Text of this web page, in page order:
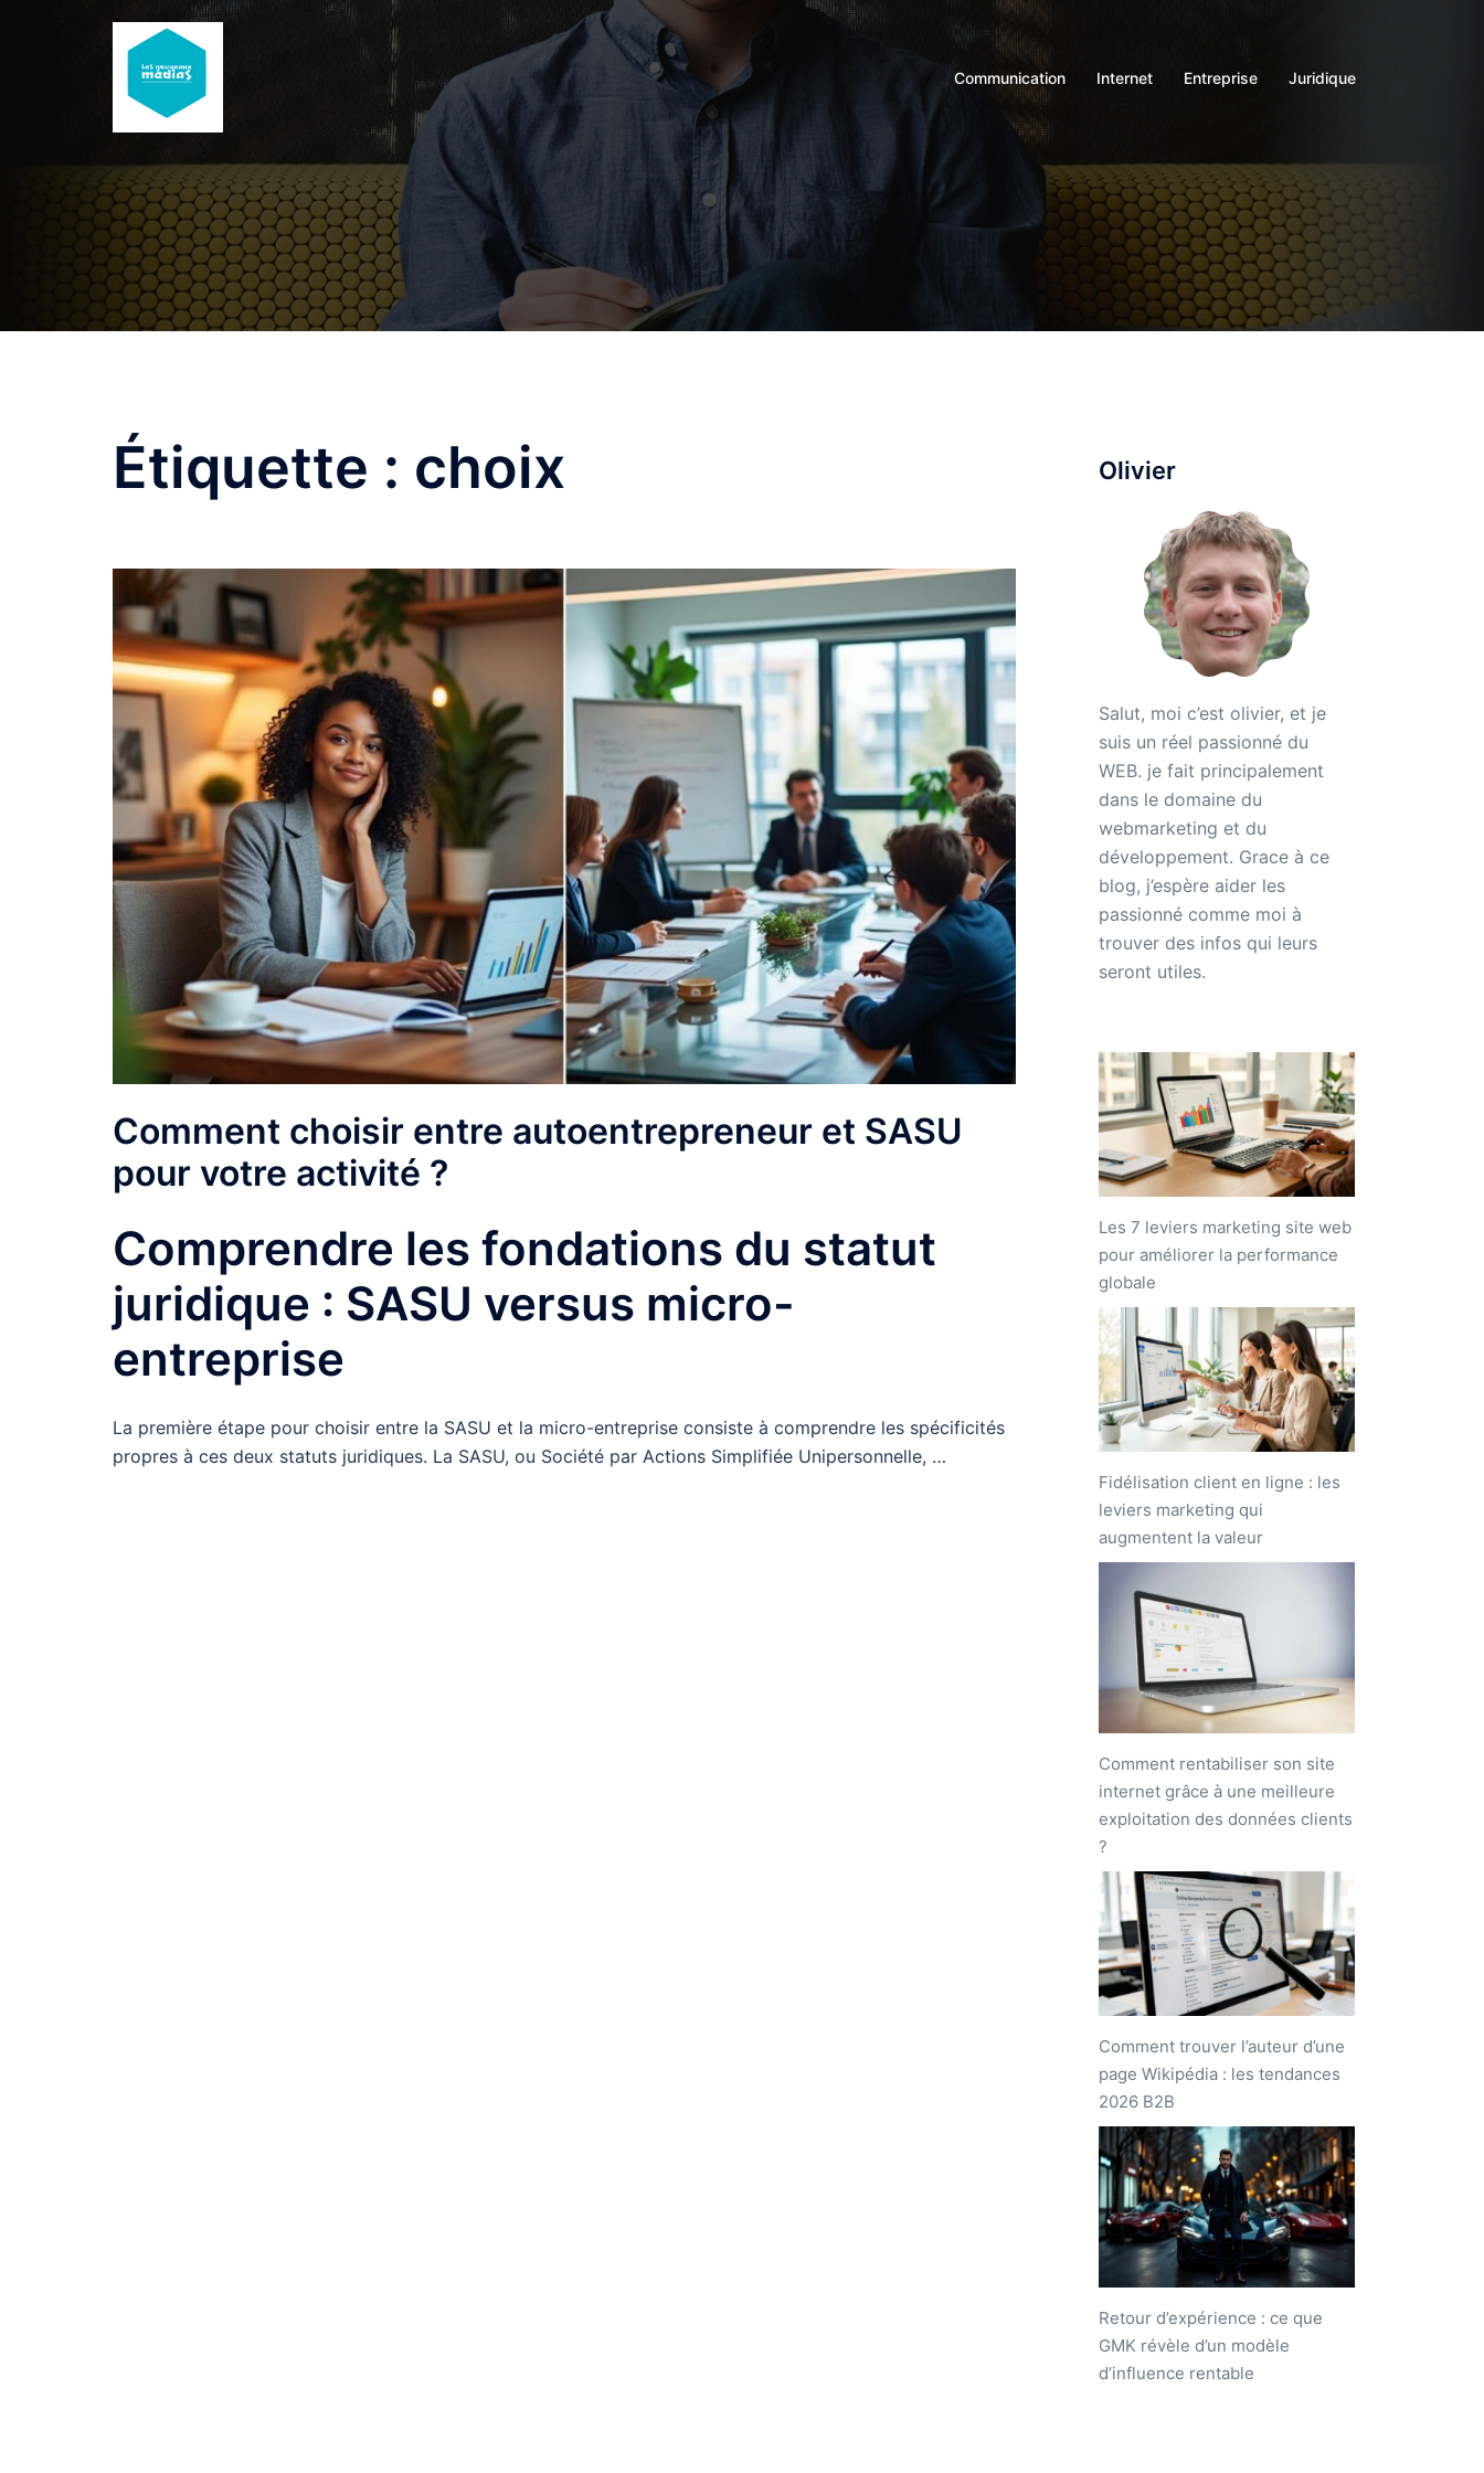
Communication Internet Entreprise Juridique
Étiquette : choix
Comment choisir entre autoentrepreneur et SASU
pour votre activité ?
Comprendre les fondations du statut
juridique : SASU versus micro-
entreprise
La première étape pour choisir entre la SASU et la micro-entreprise consiste à comprendre les spécificités
propres à ces deux statuts juridiques. La SASU, ou Société par Actions Simplifiée Unipersonnelle, …
Olivier
Salut, moi c’est olivier, et je
suis un réel passionné du
WEB. je fait principalement
dans le domaine du
webmarketing et du
développement. Grace à ce
blog, j’espère aider les
passionné comme moi à
trouver des infos qui leurs
seront utiles.
Les 7 leviers marketing site web
pour améliorer la performance
globale
Fidélisation client en ligne : les
leviers marketing qui
augmentent la valeur
Comment rentabiliser son site
internet grâce à une meilleure
exploitation des données clients
?
Comment trouver l’auteur d’une
page Wikipédia : les tendances
2026 B2B
Retour d’expérience : ce que
GMK révèle d’un modèle
d’influence rentable